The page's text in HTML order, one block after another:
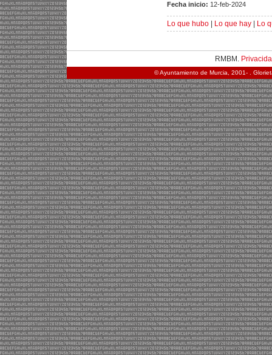
Fecha inicio: 12-feb-2024
Lo que hubo Lo que hay Lo
RMBM.
© Ayuntamiento de Murcia, 2001- .